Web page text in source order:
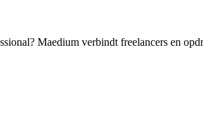
Maedium verbindt freelancers en